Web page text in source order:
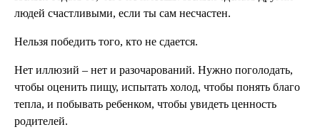
людей счастливыми, если ты сам несчастен.
Нельзя победить того, кто не сдается.
Нет иллюзий – нет и разочарований. Нужно поголодать,
чтобы оценить пищу, испытать холод, чтобы понять благо
тепла, и побывать ребенком, чтобы увидеть ценность
родителей.